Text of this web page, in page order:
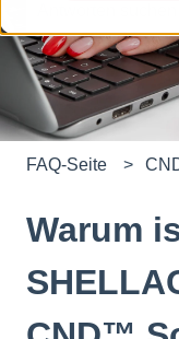
Es gibt keine
FAQ-Seite
Warum